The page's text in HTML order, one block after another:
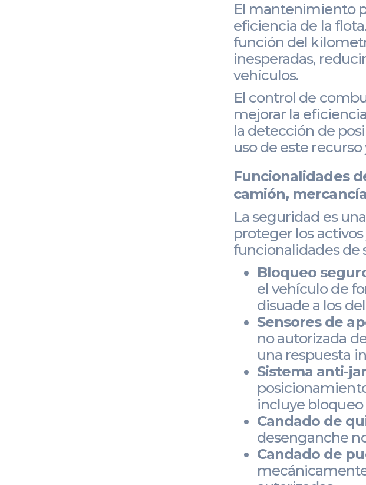
El mantenimiento
eficiencia de la
función del
inesperadas,
vehículos.
El control de
mejorar la
la detección de
uso de este
Funcionalidades
camión,
La seguridad es
proteger los
funcionalidades de
Bloqueo
el vehículo de
disuade a los
Sensores de
no autorizada
una respuesta
Sistema anti-
incluye
Candado de
desenganche
Candado de